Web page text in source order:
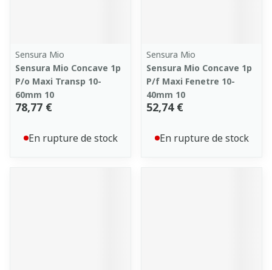
Sensura Mio
Sensura Mio Concave 1p
P/o Maxi Transp 10-
60mm 10
78,77 €
En rupture de stock
Sensura Mio
Sensura Mio Concave 1p
P/f Maxi Fenetre 10-
40mm 10
52,74 €
En rupture de stock